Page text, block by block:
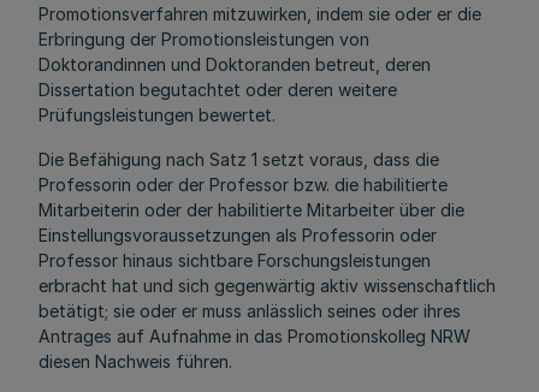
Promotionsverfahren mitzuwirken, indem sie oder er die
Erbringung der Promotionsleistungen von
Doktorandinnen und Doktoranden betreut, deren
Dissertation begutachtet oder deren weitere
Prüfungsleistungen bewertet.
Die Befähigung nach Satz 1 setzt voraus, dass die
Professorin oder der Professor bzw. die habilitierte
Mitarbeiterin oder der habilitierte Mitarbeiter über die
Einstellungsvoraussetzungen als Professorin oder
Professor hinaus sichtbare Forschungsleistungen
erbracht hat und sich gegenwärtig aktiv wissenschaftlich
betätigt; sie oder er muss anlässlich seines oder ihres
Antrages auf Aufnahme in das Promotionskolleg NRW
diesen Nachweis führen.